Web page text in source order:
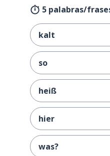
5 palabras/
kalt
so
heiß
hier
was?